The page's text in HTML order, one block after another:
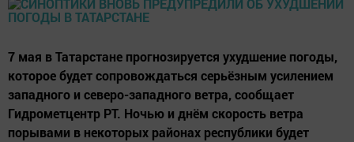
7 мая в Татарстане прогнозируется ухудшение погоды,
которое будет сопровождаться серьёзным усилением
западного и северо-западного ветра, сообщает
Гидрометцентр РТ. Ночью и днём скорость ветра
порывами в некоторых районах республики будет